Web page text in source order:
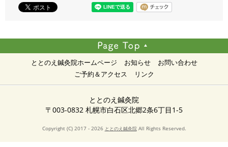
ととのえ鍼灸院ホームページ お知らせ
お問い合わせ
ご予約＆アクセス
リンク
ととのえ鍼灸院
〒003-0832 札幌市白石区北郷2条6丁目1-5
Copyright (C) 2017 - 2026 ととのえ鍼灸院All Rights Reserved.